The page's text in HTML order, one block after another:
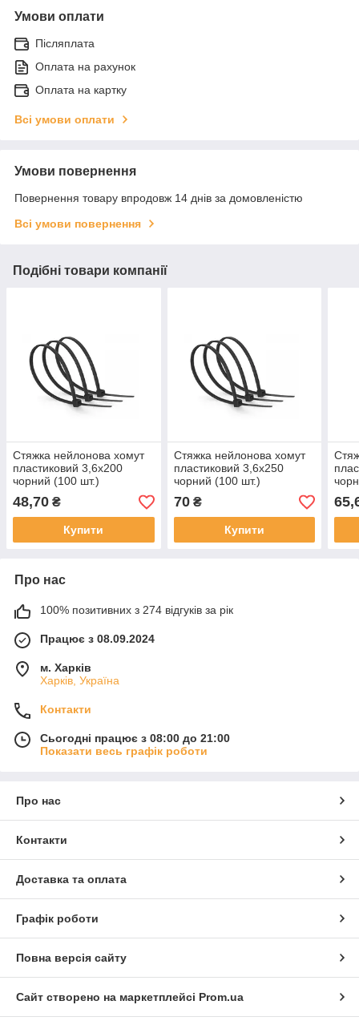
Умови оплати
Післяплата
Оплата на рахунок
Оплата на картку
Всі умови оплати
Умови повернення
Повернення товару впродовж 14 днів за домовленістю
Всі умови повернення
Подібні товари компанії
Стяжка нейлонова хомут
пластиковий 3,6х200
чорний (100 шт.)
48,70 ₴
Купити
Стяжка нейлонова хомут
пластиковий 3,6х250
чорний (100 шт.)
70₴
Купити
Про нас
100% позитивних з 274 відгуків за рік
Працює з 08.09.2024
м. Харків
Харків, Україна
Контакти
Сьогодні працює з 08:00 до 21:00
Показати весь графік роботи
Про нас
Контакти
Доставка та оплата
Графік роботи
Повна версія сайту
Сайт створено на маркетплейсі Prom.ua